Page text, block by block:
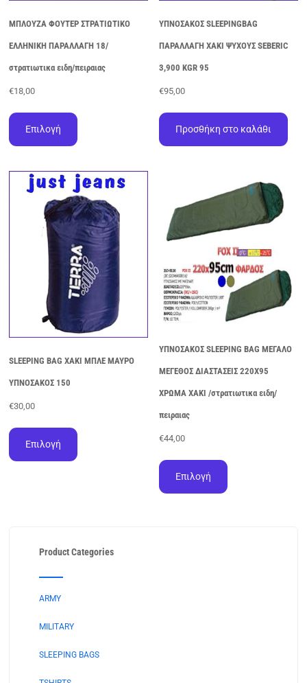
ΜΠΛΟΥΖΑ ΦΟΥΤΕΡ ΣΤΡΑΤΙΩΤΙΚΟ
ΕΛΛΗΝΙΚΗ ΠΑΡΑΛΛΑΓΗ 18/
στρατιωτικα ειδη/πειραιας
€18,00
Επιλογή
προϊόν
παραλλαγές.
Οι
επιλογές
μπορούν
να
επιλεγούν
στη
σελίδα
του
προϊόντος
ΥΠΝΟΣΑΚΟΣ SLEEPINGBAG
ΠΑΡΑΛΛΑΓΗ ΧΑΚΙ ΨΥΧΟΥΣ SEBERIC
3,900 KGR 95
€95,00
Προσθήκη στο καλάθι
SLEEPING BAG ΧΑΚΙ ΜΠΛΕ ΜΑΥΡΟ
ΥΠΝΟΣΑΚΟΣ 150
€30,00
Επιλογή
προϊόν
να
ΥΠΝΟΣΑΚΟΣ SLEEPING BAG ΜΕΓΑΛΟ
ΜΕΓΕΘΟΣ ΔΙΑΣΤΑΣΕΙΣ 220Χ95
ΧΡΩΜΑ ΧΑΚΙ /στρατιωτικα ειδη/
πειραιας
€44,00
Επιλογή
προϊόν
Product Categories
ARMY
MILITARY
SLEEPING BAGS